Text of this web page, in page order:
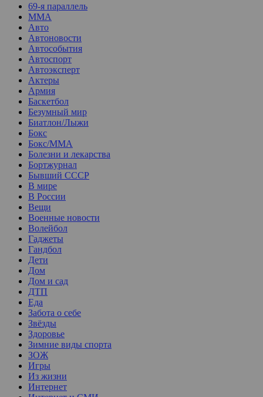
69-я параллель
MMA
Авто
Автоновости
Автособытия
Автоспорт
Автоэксперт
Актеры
Армия
Баскетбол
Безумный мир
Биатлон/Лыжи
Бокс
Бокс/MMA
Болезни и лекарства
Бортжурнал
Бывший СССР
В мире
В России
Вещи
Военные новости
Волейбол
Гаджеты
Гандбол
Дети
Дом
Дом и сад
ДТП
Еда
Забота о себе
Звёзды
Здоровье
Зимние виды спорта
ЗОЖ
Игры
Из жизни
Интернет